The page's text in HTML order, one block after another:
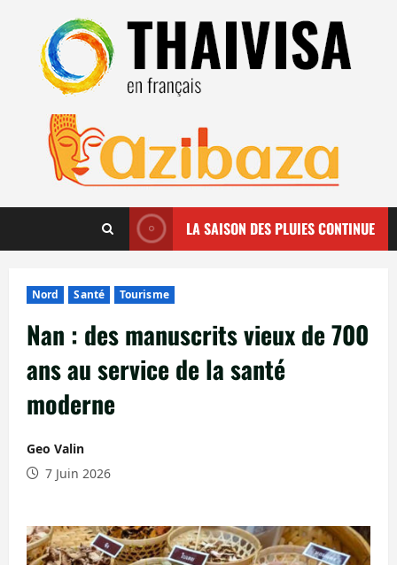
contenu
LA SAISON DES PLUIES CONTINUE
Nord Santé Tourisme
Nan : des manuscrits vieux de 700
ans au service de la santé
moderne
Geo Valin
7 Juin 2026